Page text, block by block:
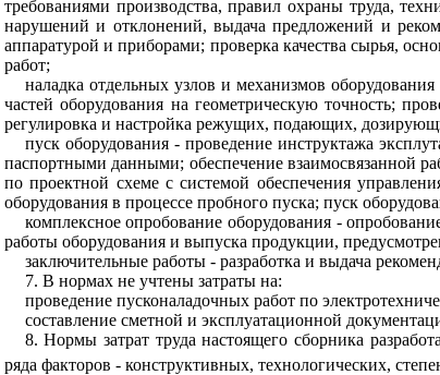
требованиями производства, правил охраны труда,
нарушений и отклонений, выдача предложений и
аппаратурой и приборами; проверка качества сырья,
работ;
наладка отдельных узлов и механизмов оборудования
частей оборудования на геометрическую точность;
регулировка и настройка режущих, подающих,
пуск оборудования - проведение инструктажа эксплут
паспортными данными; обеспечение взаимосвязанной
по проектной схеме с системой обеспечения
оборудования в процессе пробного пуска; пуск
комплексное опробование оборудования -
работы оборудования и выпуска продукции,
заключительные работы - разработка и выдача
7. В нормах не учтены затраты на:
проведение пусконаладочных работ по
составление сметной и эксплуатационной д
8. Нормы затрат труда настоящего сборника
ряда факторов - конструктивных, технологических,